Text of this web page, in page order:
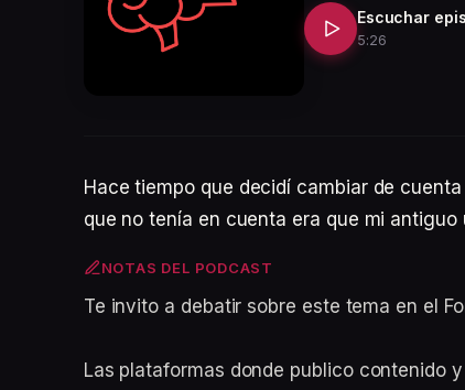
Escuchar
5:26
Hace tiempo que decidí cambiar de
que no tenía en cuenta era que mi
NOTAS DEL PODCAST
Te invito a debatir sobre este tema en el
Las plataformas donde publico contenido